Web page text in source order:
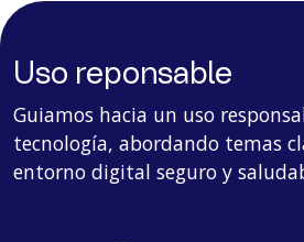
Uso reponsable
Guiamos hacia un uso
tecnología, abordando temas
entorno digital seguro y